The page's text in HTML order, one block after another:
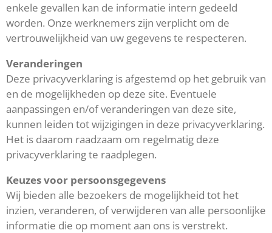
enkele gevallen kan de informatie intern gedeeld
worden. Onze werknemers zijn verplicht om de
vertrouwelijkheid van uw gegevens te respecteren.
Veranderingen
Deze privacyverklaring is afgestemd op het gebruik van
en de mogelijkheden op deze site. Eventuele
aanpassingen en/of veranderingen van deze site,
kunnen leiden tot wijzigingen in deze privacyverklaring.
Het is daarom raadzaam om regelmatig deze
privacyverklaring te raadplegen.
Keuzes voor persoonsgegevens
Wij bieden alle bezoekers de mogelijkheid tot het
inzien, veranderen, of verwijderen van alle persoonlijke
informatie die op moment aan ons is verstrekt.